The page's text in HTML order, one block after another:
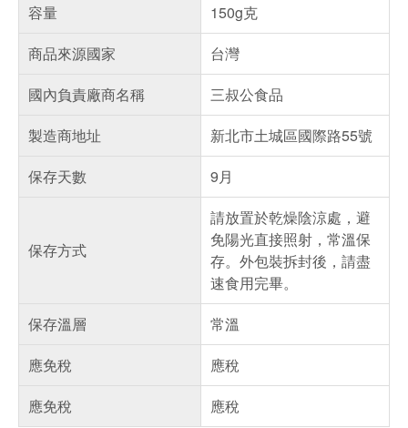
容量
150g克
商品來源國家
台灣
國內負責廠商名稱
三叔公食品
製造商地址
新北市土城區國際路55號
保存天數
9月
保存方式
請放置於乾燥陰涼處，避
免陽光直接照射，常溫保
存。外包裝拆封後，請盡
速食用完畢。
保存溫層
常溫
應免稅
應稅
應免稅
應稅